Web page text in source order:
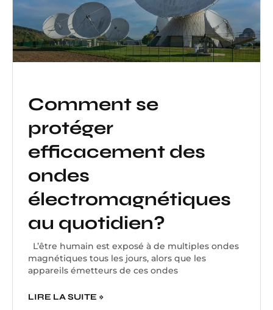
Comment se
protéger
efficacement des
ondes
électromagnétiques
au quotidien?
L’être humain est exposé à de multiples ondes
magnétiques tous les jours, alors que les
appareils émetteurs de ces ondes
LIRE LA SUITE »